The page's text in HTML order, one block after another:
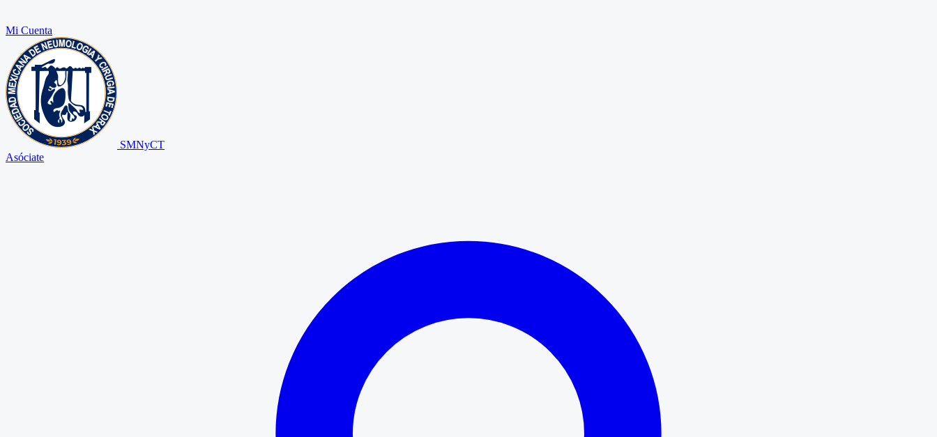
Mi Cuenta
SMNyCT
Asóciate